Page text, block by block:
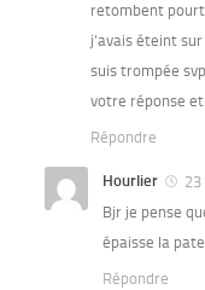
retombent
j’avais éteint
suis trompée
votre réponse
Répondre
Hourlier
Bjr je pense
épaisse la
Répondre